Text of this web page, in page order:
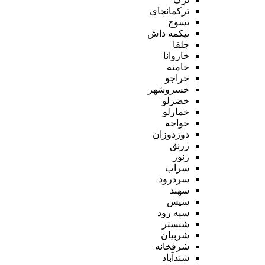
ترکمانچای
تسوج
تیکمه داش
جلفا
خاروانا
خامنه
خراجو
خسروشهر
خضرلو
خمارلو
خواجه
دوزدوزان
زرنق
زنوز
سراب
سردرود
سهند
سیس
سیه رود
شبستر
شربیان
شرفخانه
شندآباد